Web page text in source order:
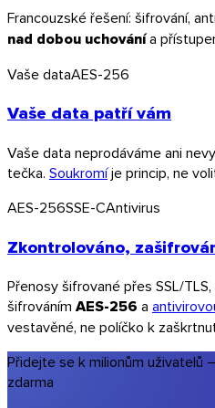
Francouzské řešení: šifrování,
nad dobou uchovánía
Vaše dataAES-256
Vaše data patří vám
Vaše data neprodáváme ani
tečka. Soukromíje princip, ne
AES-256SSE-CAntivirus
Zkontrolováno,
Přenosy šifrované přes SSL/
šifrováním AES-256 a
vestavěné, ne políčko k
Přidejte se k milionům uživatelů
zdarma